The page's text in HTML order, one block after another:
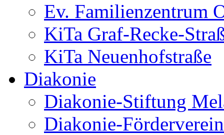
Ev. Familienzentrum
KiTa Graf-Recke-
KiTa Neuenhofstraße
Diakonie
Diakonie-Stiftung
Diakonie-